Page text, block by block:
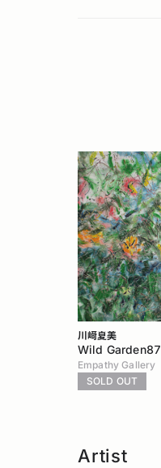
川﨑夏美
Wild Garden87
Empathy Gallery
SOLD OUT
Artist